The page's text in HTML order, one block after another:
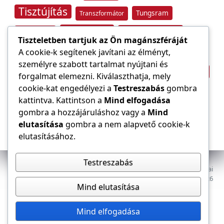
Tisztújítás Transzformátor Tungsram
Villámvédelem
Világítástechnika Áramfogyasztás
Áramszolgáltató Építőipar átviteli hálózat
Az E-VILLAMOS szaklap a Magyar Mérnöki Kamara Elektrotechnikai
Tagozatának lapja. Minden jog fenntartva, © 2009–2026
Dokumentumok Tagozat
Tiszteletben tartjuk az Ön magánszféráját
A cookie-k segítenek javítani az élményt,
személyre szabott tartalmat nyújtani és
forgalmat elemezni. Kiválaszthatja, mely
cookie-kat engedélyezi a Testreszabásgombra
kattintva. Kattintson a Mind elfogadása
gombra a hozzájáruláshoz vagy a Mind
elutasítása gombra a nem alapvető cookie-k
elutasításához.
Testreszabás
Mind elutasítása
Mind elfogadása